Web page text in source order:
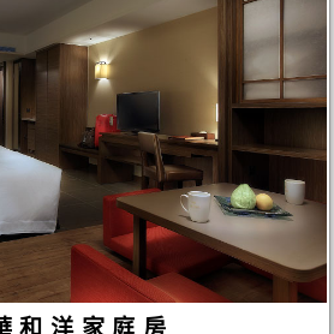
和洋家庭房